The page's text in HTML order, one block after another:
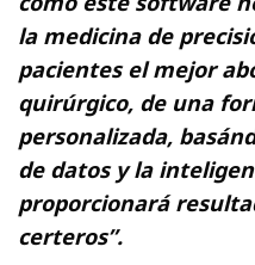
la medicina de
pacientes el mejor
quirúrgico, de una
personalizada,
de datos y la
proporcionará
certeros”.